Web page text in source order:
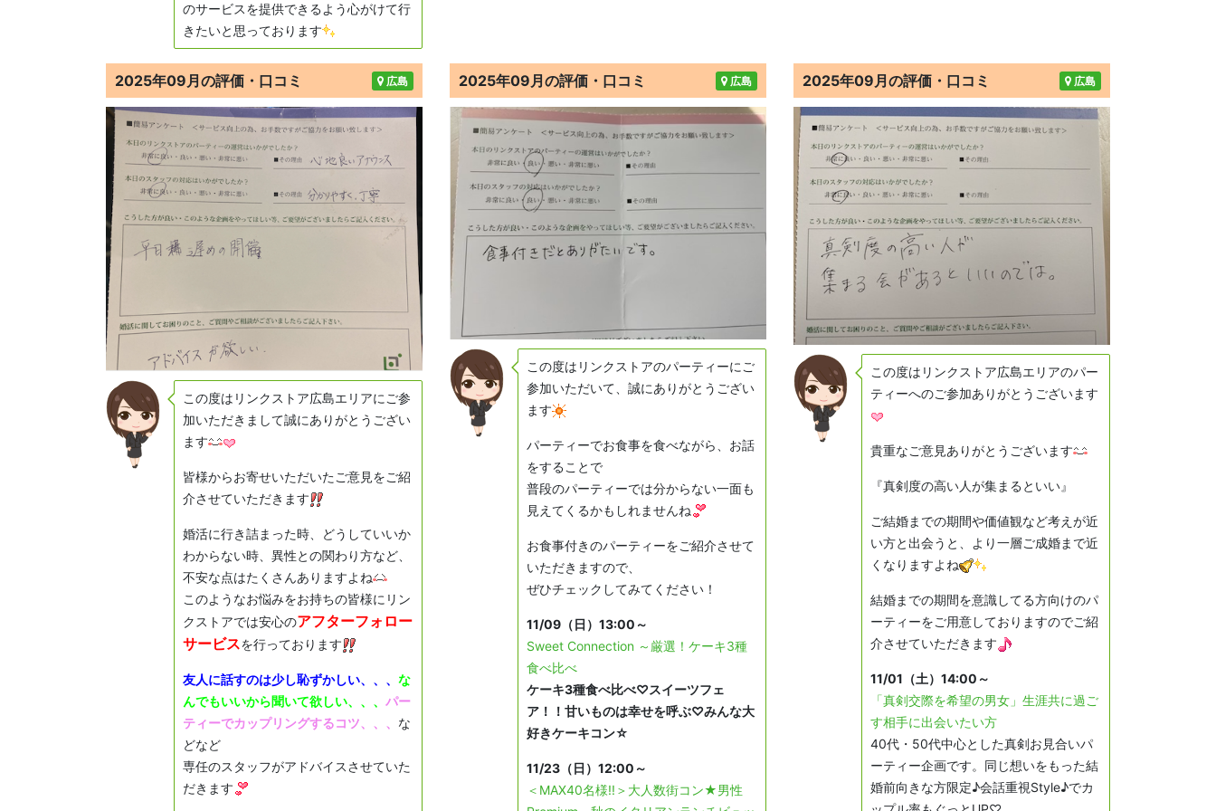
のサービスを提供できるよう心がけて行
きたいと思っております
広島
2025年09月の評価・口コミ
この度はリンクストア広島エリアにご参
加いただきまして誠にありがとうござい
ます
皆様からお寄せいただいたご意見をご紹
介させていただきます
婚活に行き詰まった時、どうしていいか
わからない時、異性との関わり方など、
不安な点はたくさんありますよね
このようなお悩みをお持ちの皆様にリン
クストアでは安心のアフターフォロー
サービスを行っております
友人に話すのは少し恥ずかしい、、、 な
んでもいいから聞いて欲しい、、、 パー
ティーでカップリングするコツ、、、 な
どなど
専任のスタッフがアドバイスさせていた
だきます
広島
2025年09月の評価・口コミ
この度はリンクストアのパーティーにご
参加いただいて、誠にありがとうござい
ます
パーティーでお食事を食べながら、お話
をすることで
普段のパーティーでは分からない一面も
見えてくるかもしれませんね
お食事付きのパーティーをご紹介させて
いただきますので、
ぜひチェックしてみてください！
11/09（日）13:00～
Sweet Connection ～厳選！ケーキ3種
食べ比べ
ケーキ3種食べ比べ♡スイーツフェ
ア！！甘いものは幸せを呼ぶ♡みんな大
好きケーキコン☆
11/23（日）12:00～
＜MAX40名様!!＞大人数街コン★男性
広島
2025年09月の評価・口コミ
この度はリンクストア広島エリアのパー
ティーへのご参加ありがとうございます
貴重なご意見ありがとうございます
『真剣度の高い人が集まるといい』
ご結婚までの期間や価値観など考えが近
い方と出会うと、より一層ご成婚まで近
くなりますよね
結婚までの期間を意識してる方向けのパ
ーティーをご用意しておりますのでご紹
介させていただきます
11/01（土）14:00～
「真剣交際を希望の男女」生涯共に過ご
す相手に出会いたい方
40代・50代中心とした真剣お見合いパ
ーティー企画です。同じ想いをもった結
婚前向きな方限定♪会話重視Style♪でカ